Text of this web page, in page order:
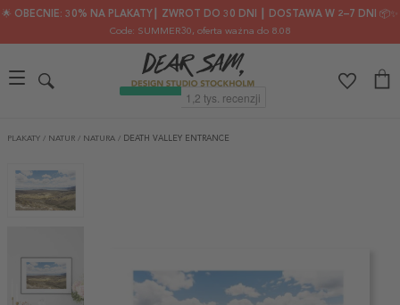
🌟 OBECNIE: 30% NA PLAKATY┃ ZWROT DO 30 DNI ┃ DOSTAWA W 2–7 DNI 📦✨
Code: SUMMER30, oferta ważna do 8.08
PLAKATY / NATUR / NATURA / DEATH VALLEY ENTRANCE